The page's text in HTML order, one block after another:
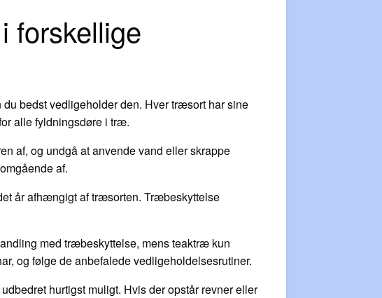
forskellige
bedst vedligeholder den. Hver træsort har sine
alle fyldningsdøre i træ.
af, og undgå at anvende vand eller skrappe
af.
år afhængigt af træsorten. Træbeskyttelse
med træbeskyttelse, mens teaktræ kun
og følge de anbefalede vedligeholdelsesrutiner.
hurtigst muligt. Hvis der opstår revner eller